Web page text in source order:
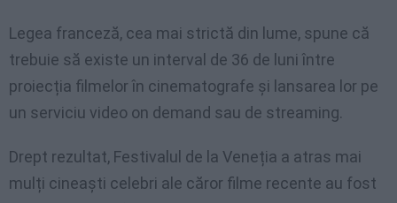
Legea franceză, cea mai strictă din lume, spune că
trebuie să existe un interval de 36 de luni între
proiecția filmelor în cinematografe și lansarea lor pe
un serviciu video on demand sau de streaming.
Drept rezultat, Festivalul de la Veneția a atras mai
mulți cineaști celebri ale căror filme recente au fost